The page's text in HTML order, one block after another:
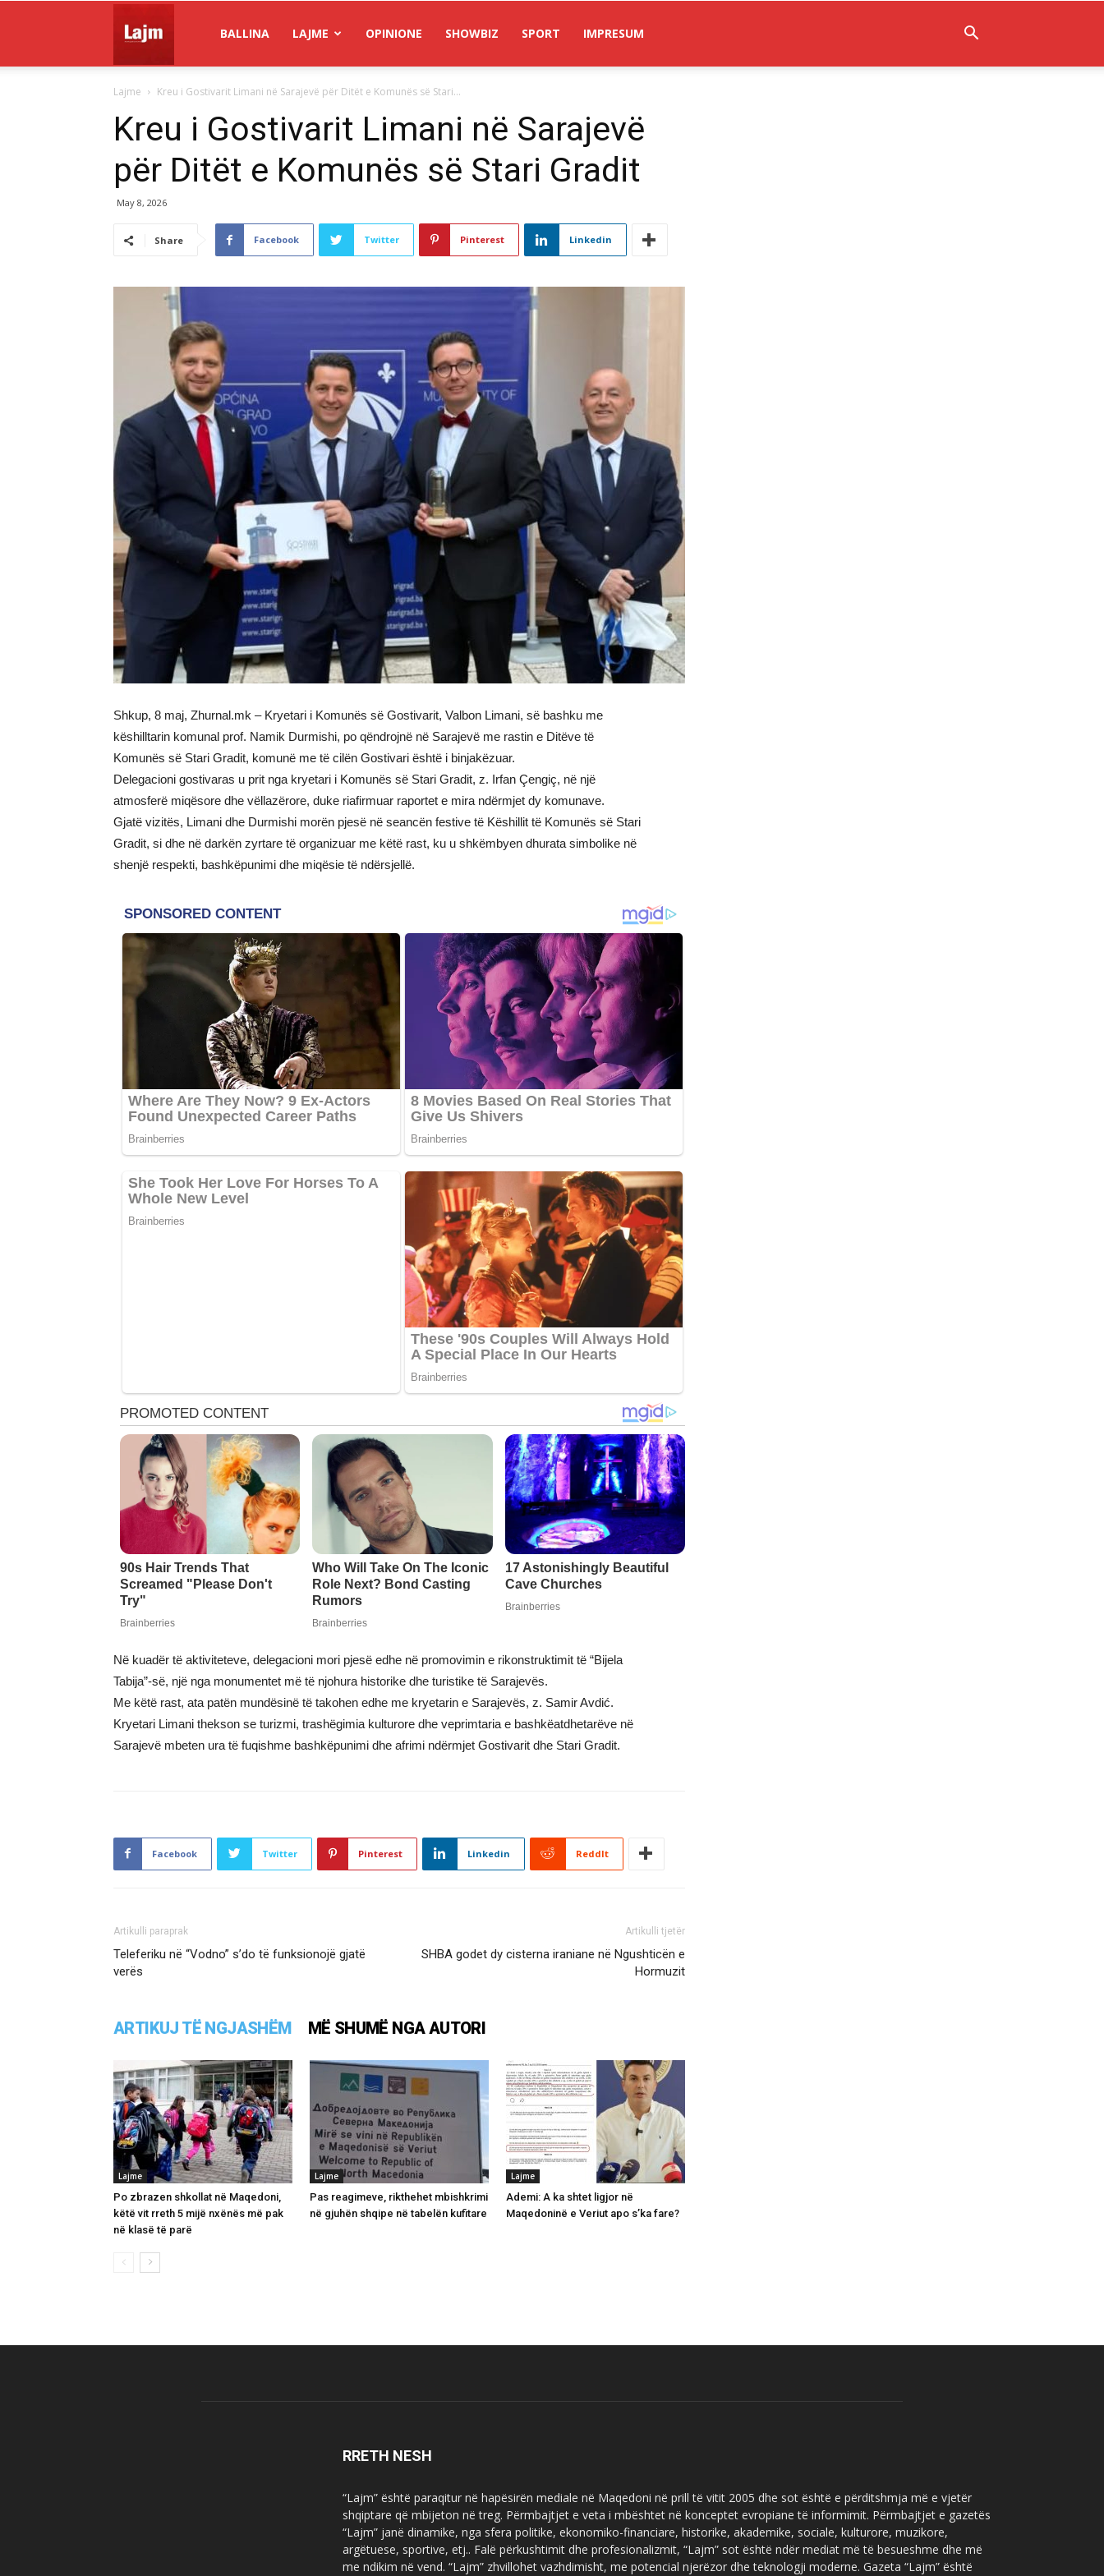
Lajm
BALLINA LAJME OPINIONE SHOWBIZ SPORT IMPRESUM
Lajme Kreu i Gostivarit Limani në Sarajevë për Ditët e Komunës së Stari...
Kreu i Gostivarit Limani në Sarajevë
për Ditët e Komunës së Stari Gradit
May 8, 2026
Share Facebook Twitter Pinterest Linkedin
Shkup, 8 maj, Zhurnal.mk – Kryetari i Komunës së Gostivarit, Valbon Limani, së bashku me
këshilltarin komunal prof. Namik Durmishi, po qëndrojnë në Sarajevë me rastin e Ditëve të
Komunës së Stari Gradit, komunë me të cilën Gostivari është i binjakëzuar.
Delegacioni gostivaras u prit nga kryetari i Komunës së Stari Gradit, z. Irfan Çengiç, në një
atmosferë miqësore dhe vëllazërore, duke riafirmuar raportet e mira ndërmjet dy komunave.
Gjatë vizitës, Limani dhe Durmishi morën pjesë në seancën festive të Këshillit të Komunës së Stari
Gradit, si dhe në darkën zyrtare të organizuar me këtë rast, ku u shkëmbyen dhurata simbolike në
shenjë respekti, bashkëpunimi dhe miqësie të ndërsjellë.
Në kuadër të aktiviteteve, delegacioni mori pjesë edhe në promovimin e rikonstruktimit të “Bijela
Tabija”-së, një nga monumentet më të njohura historike dhe turistike të Sarajevës.
Me këtë rast, ata patën mundësinë të takohen edhe me kryetarin e Sarajevës, z. Samir Avdić.
Kryetari Limani thekson se turizmi, trashëgimia kulturore dhe veprimtaria e bashkëatdhetarëve në
Sarajevë mbeten ura të fuqishme bashkëpunimi dhe afrimi ndërmjet Gostivarit dhe Stari Gradit.
Facebook Twitter Pinterest Linkedin ReddIt
Artikulli paraprak
Teleferiku në “Vodno” s’do të funksionojë gjatë
verës
Artikulli tjetër
SHBA godet dy cisterna iraniane në Ngushticën e
Hormuzit
ARTIKUJ TË NGJASHËM MË SHUMË NGA AUTORI
Lajme
Po zbrazen shkollat në Maqedoni,
këtë vit rreth 5 mijë nxënës më pak
në klasë të parë
Lajme
Pas reagimeve, rikthehet mbishkrimi
në gjuhën shqipe në tabelën kufitare
Lajme
Ademi: A ka shtet ligjor në
Maqedoninë e Veriut apo s’ka fare?
RRETH NESH
“Lajm” është paraqitur në hapësirën mediale në Maqedoni në prill të vitit 2005 dhe sot është e përditshmja më e vjetër
shqiptare që mbijeton në treg. Përmbajtjet e veta i mbështet në konceptet evropiane të informimit. Përmbajtjet e gazetës
“Lajm” janë dinamike, nga sfera politike, ekonomiko-financiare, historike, akademike, sociale, kulturore, muzikore,
argëtuese, sportive, etj.. Falë përkushtimit dhe profesionalizmit, “Lajm” sot është ndër mediat më të besueshme dhe më
me ndikim në vend. “Lajm” zhvillohet vazhdimisht, me potencial njerëzor dhe teknologji moderne. Gazeta “Lajm” është